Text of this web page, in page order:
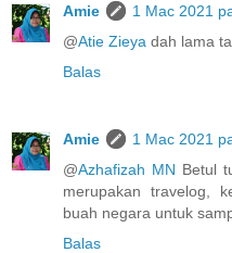
Amie
1 Mac 2021
@Atie Zieya dah lama
Balas
Amie
1 Mac 2021
@Azhafizah MN Betul
merupakan travelog,
buah negara untuk
Balas